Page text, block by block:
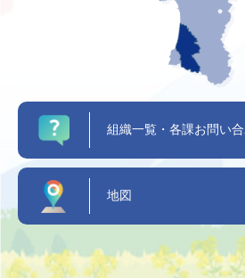
組織一覧・各課お問い
地図